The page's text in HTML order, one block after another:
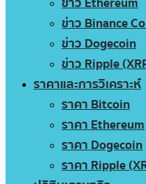
ข่าว Binance
ข่าว Dogecoin
ข่าว Ripple
ราคาและการวิเคราะห์
ราคา Bitcoin
ราคา Ethereum
ราคา Dogecoin
ราคา Ripple